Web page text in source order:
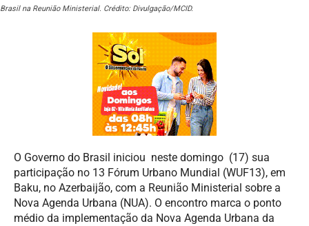
Brasil na Reunião Ministerial. Crédito: Divulgação/MCID.
O Governo do Brasil iniciou neste domingo (17) sua
participação no 13 Fórum Urbano Mundial (WUF13), em
Baku, no Azerbaijão, com a Reunião Ministerial sobre a
Nova Agenda Urbana (NUA). O encontro marca o ponto
médio da implementação da Nova Agenda Urbana da